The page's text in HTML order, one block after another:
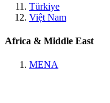
Türkiye
Việt Nam
Africa & Middle East
MENA